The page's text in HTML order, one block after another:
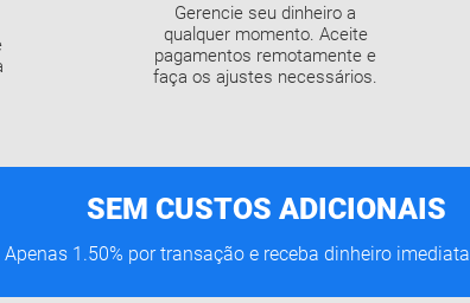
Gerencie seu dinheiro a
qualquer momento. Aceite
pagamentos remotamente e
faça os ajustes necessários.
SEM CUSTOS ADICIONAIS
Apenas 1.50% por transação e receba dinheiro